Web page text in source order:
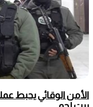
الأمن الوقائي يحبط